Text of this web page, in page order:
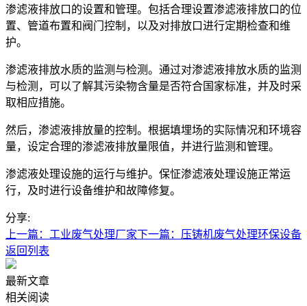
渗滤液排放口的设置和管理。包括合理设置渗滤液排放口的位
置、管道布置和阀门控制，以及对排放口进行定期检查和维
护。
渗滤液排放水质的监测与检测。通过对渗滤液排放水质的监测
与检测，可以了解其污染物含量是否符合国家标准，并及时采
取相应措施。
然后，渗滤液排放量的控制。根据填埋场的实际情况和环境容
量，设定合理的渗滤液排放量限值，并进行监测和管理。
渗滤液处理设施的运行与维护。保怔渗滤液处理设施正常运
行，及时进行设备维护和故障修复。
分享:
上一篇：工业废气处理厂家下一篇：压铸机废气处理环保设备
返回列表
最新文章
相关阅读